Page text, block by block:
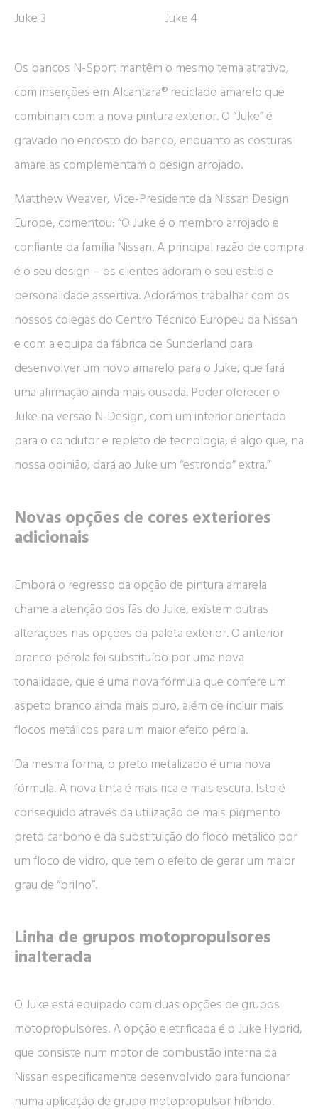
Os bancos N-Sport mantêm o mesmo tema atrativo,
com inserções em Alcantara® reciclado amarelo que
combinam com a nova pintura exterior. O “Juke” é
gravado no encosto do banco, enquanto as costuras
amarelas complementam o design arrojado.
Matthew Weaver, Vice-Presidente da Nissan Design
Europe, comentou: “O Juke é o membro arrojado e
confiante da família Nissan. A principal razão de compra
é o seu design – os clientes adoram o seu estilo e
personalidade assertiva. Adorámos trabalhar com os
nossos colegas do Centro Técnico Europeu da Nissan
e com a equipa da fábrica de Sunderland para
desenvolver um novo amarelo para o Juke, que fará
uma afirmação ainda mais ousada. Poder oferecer o
Juke na versão N-Design, com um interior orientado
para o condutor e repleto de tecnologia, é algo que, na
nossa opinião, dará ao Juke um “estrondo” extra.”
Novas opções de cores exteriores
adicionais
Embora o regresso da opção de pintura amarela
chame a atenção dos fãs do Juke, existem outras
alterações nas opções da paleta exterior. O anterior
branco-pérola foi substituído por uma nova
tonalidade, que é uma nova fórmula que confere um
aspeto branco ainda mais puro, além de incluir mais
flocos metálicos para um maior efeito pérola.
Da mesma forma, o preto metalizado é uma nova
fórmula. A nova tinta é mais rica e mais escura. Isto é
conseguido através da utilização de mais pigmento
preto carbono e da substituição do floco metálico por
um floco de vidro, que tem o efeito de gerar um maior
grau de “brilho”.
Linha de grupos motopropulsores
inalterada
O Juke está equipado com duas opções de grupos
motopropulsores. A opção eletrificada é o Juke Hybrid,
que consiste num motor de combustão interna da
Nissan especificamente desenvolvido para funcionar
numa aplicação de grupo motopropulsor híbrido.